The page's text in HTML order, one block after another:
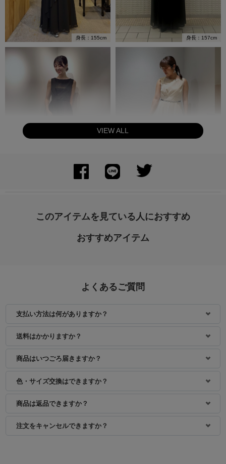
身長：155cm 身長：157cm
VIEW ALL
このアイテムを見ている人におすすめ
おすすめアイテム
よくあるご質問
支払い方法は何がありますか？
送料はかかりますか？
商品はいつごろ届きますか？
色・サイズ交換はできますか？
商品は返品できますか？
注文をキャンセルできますか？